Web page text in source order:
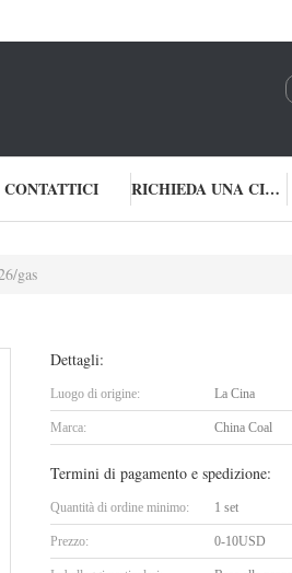
CONTATTICI RICHIEDA UNA CITAZIONE
gas
Dettagli:
Luogo di origine: La Cina
Marca: China Coal
Termini di pagamento e spedizione:
Quantità di ordine minimo: 1 set
Prezzo: 0-10USD